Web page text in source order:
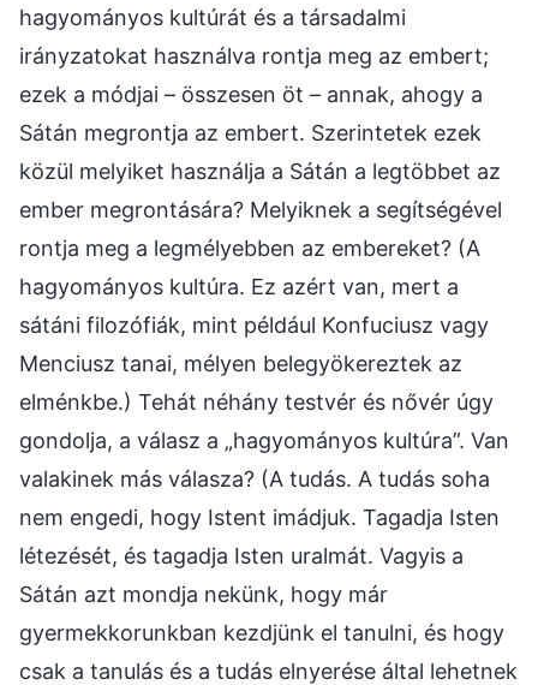
hagyományos kultúrát és a társadalmi
irányzatokat használva rontja meg az embert;
ezek a módjai – összesen öt – annak, ahogy a
Sátán megrontja az embert. Szerintetek ezek
közül melyiket használja a Sátán a legtöbbet az
ember megrontására? Melyiknek a segítségével
rontja meg a legmélyebben az embereket? (A
hagyományos kultúra. Ez azért van, mert a
sátáni filozófiák, mint például Konfuciusz vagy
Menciusz tanai, mélyen belegyökereztek az
elménkbe.) Tehát néhány testvér és nővér úgy
gondolja, a válasz a „hagyományos kultúra”. Van
valakinek más válasza? (A tudás. A tudás soha
nem engedi, hogy Istent imádjuk. Tagadja Isten
létezését, és tagadja Isten uralmát. Vagyis a
Sátán azt mondja nekünk, hogy már
gyermekkorunkban kezdjünk el tanulni, és hogy
csak a tanulás és a tudás elnyerése által lehetnek